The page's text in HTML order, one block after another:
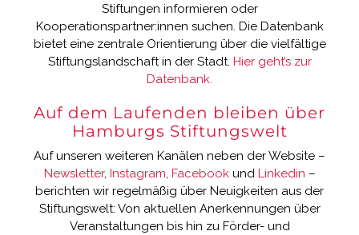
Stiftungen informieren oder
Kooperationspartner:innen suchen. Die Datenbank
bietet eine zentrale Orientierung über die vielfältige
Stiftungslandschaft in der Stadt. Hier geht’s zur
Datenbank.
Auf dem Laufenden bleiben über
Hamburgs Stiftungswelt
Auf unseren weiteren Kanälen neben der Website –
Newsletter, Instagram, Facebook und Linkedin –
berichten wir regelmäßig über Neuigkeiten aus der
Stiftungswelt: Von aktuellen Anerkennungen über
Veranstaltungen bis hin zu Förder- und